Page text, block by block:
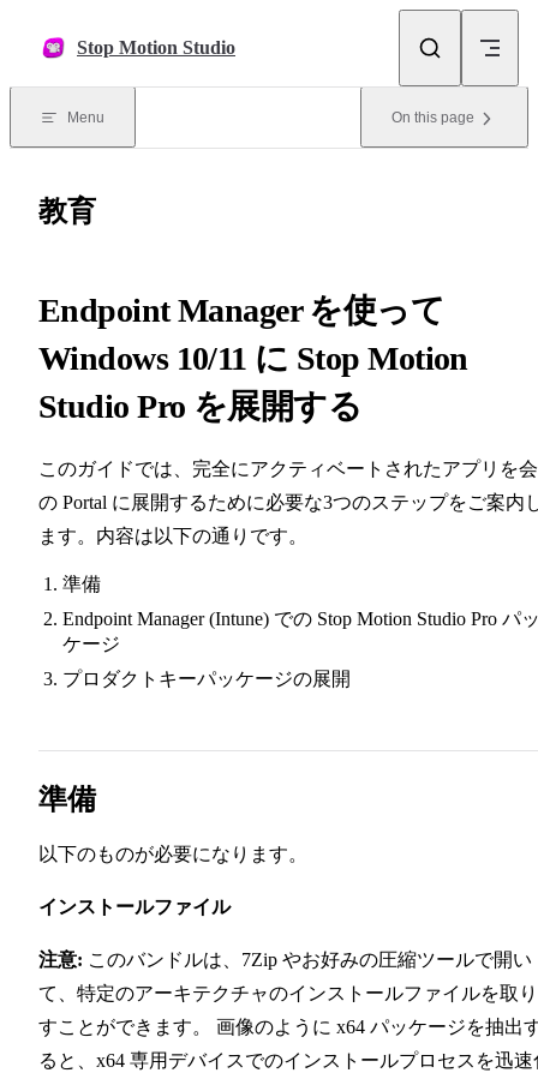
Stop Motion Studio
Menu On this page
教育
Endpoint Manager を使って
Windows 10/11 に Stop Motion
Studio Pro を展開する
このガイドでは、完全にアクティベートされたアプリを
の Portal に展開するために必要な3つのステップをご案内
ます。内容は以下の通りです。
準備
Endpoint Manager (Intune) での Stop Motion Studio Pro パ
ケージ
プロダクトキーパッケージの展開
準備
以下のものが必要になります。
インストールファイル
注意: このバンドルは、7Zip やお好みの圧縮ツールで開い
て、特定のアーキテクチャのインストールファイルを取
すことができます。 画像のように x64 パッケージを抽出
ると、x64 専用デバイスでのインストールプロセスを迅速